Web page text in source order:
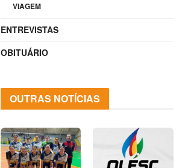
VIAGEM
ENTREVISTAS
OBITUÁRIO
OUTRAS NOTÍCIAS